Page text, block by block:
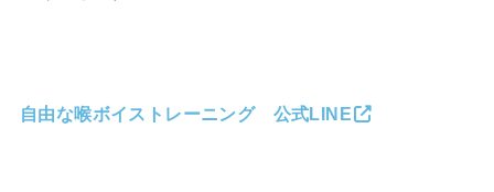
自由な喉ボイストレーニング 公式LINE